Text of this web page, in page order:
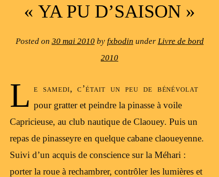
« YA PU D’SAISON »
Posted on 30 mai 2010by fxbodin under Livre de bord
2010
L e samedi, c’était un peu de bénévolat
pour gratter et peindre la pinasse à voile
Capricieuse, au club nautique de Claouey. Puis un
repas de pinasseyre en quelque cabane claoueyenne.
Suivi d’un acquis de conscience sur la Méhari :
porter la roue à rechambrer, contrôler les lumières et